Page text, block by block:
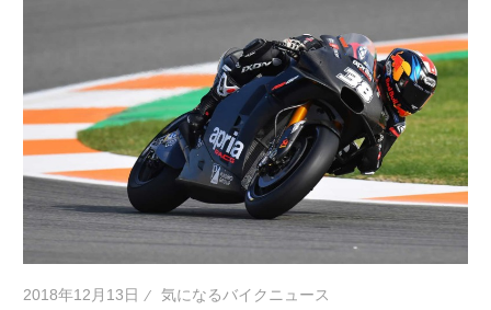
2018年12月13日 気になるバイクニュース